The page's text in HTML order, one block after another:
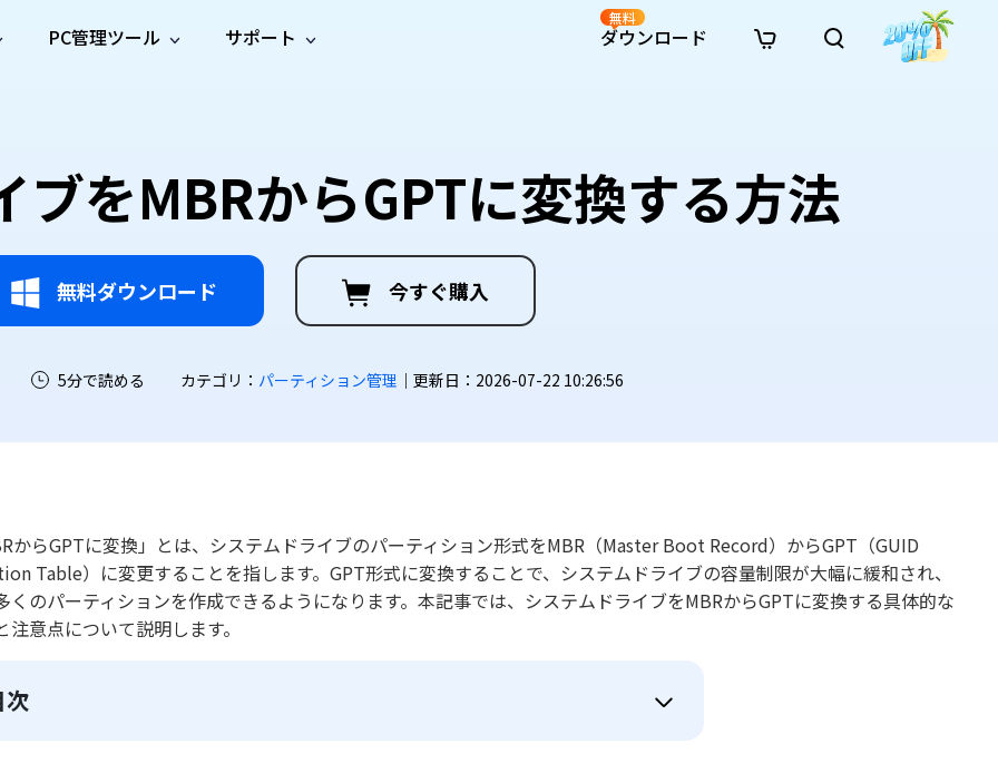
データ復元
のデータを復元
LINE データ復元
LINEのデータを復元
· USBデータ復元
· ゴミ箱復元
· ファイル復元
· エクセル復元
· 写真復元
· 動画復元
動画修
写真修
復
メント
修復
音声修
復
動画高
画質化
写真高
画質化
オンライン写真修復
オンラインファイル修復
· シネマ風AI画像プロンプト
· アニメ実写化プロンプト
PC管理ツール
ルを検出・削除
Cleamio
新製
クリーンアップ＆最適化
WindowsのDLLエラーを修復
Email Repair
破損したPST/OSTファイルを修復
· ハードディスクをクローン
· 重複検索（Mac）
· Cドライブを拡張
· ディスク容量を解放
· MBRをGPTに変換
· Macストレージを整理
サポート
イドセンター
ド
処法
ダウンロード
無料
ブをMBRからGPTに変換する方法
無料ダウンロード 今すぐ購入
5分で読める カテゴリ： パーティション管理 ｜更新日：2026-07-22 10:26:56
からGPTに変換」とは、システムドライブのパーティション形式をMBR（Master Boot Record）からGPT（GUID
Table）に変更することを指します。GPT形式に変換することで、システムドライブの容量制限が大幅に緩和され、
くのパーティションを作成できるようになります。本記事では、システムドライブをMBRからGPTに変換する具体的な
注意点について説明します。
次